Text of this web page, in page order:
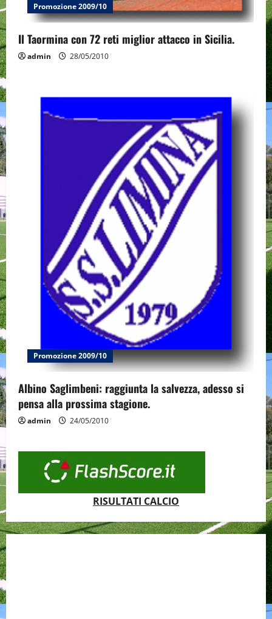
Promozione 2009/10
Il Taormina con 72 reti miglior attacco in Sicilia.
admin 28/05/2010
Promozione 2009/10
Albino Saglimbeni: raggiunta la salvezza, adesso si
pensa alla prossima stagione.
admin 24/05/2010
RISULTATI CALCIO